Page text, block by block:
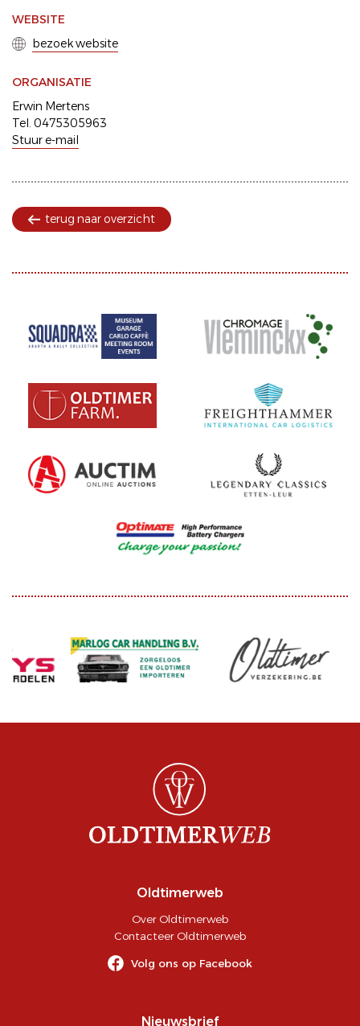
WEBSITE
bezoek website
ORGANISATIE
Erwin Mertens
Tel. 0475305963
Stuur e-mail
terug naar overzicht
Oldtimerweb
Over Oldtimerweb
Contacteer Oldtimerweb
Volg ons op Facebook
Nieuwsbrief